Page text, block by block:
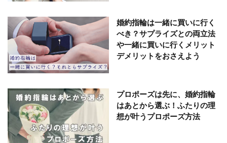
婚約指輪は一緒に買いに行く
べき？サプライズとの両立法
や一緒に買いに行くメリット
デメリットをおさえよう
プロポーズは先に、婚約指輪
はあとから選ぶ！ふたりの理
想が叶うプロポーズ方法